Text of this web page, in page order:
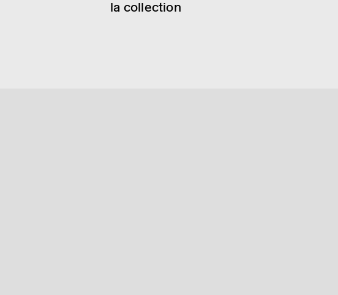
la collection